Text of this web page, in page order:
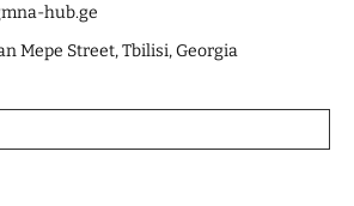
hub.ge
Mepe Street, Tbilisi, Georgia